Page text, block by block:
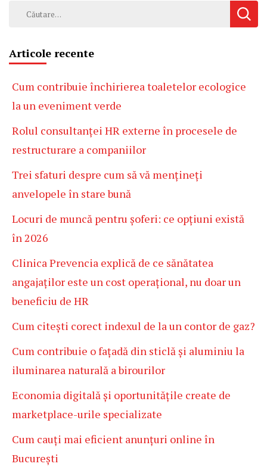
Caută
Articole recente
Cum contribuie închirierea toaletelor ecologice
la un eveniment verde
Rolul consultanței HR externe în procesele de
restructurare a companiilor
Trei sfaturi despre cum să vă mențineți
anvelopele în stare bună
Locuri de muncă pentru șoferi: ce opțiuni există
în 2026
Clinica Prevencia explică de ce sănătatea
angajaților este un cost operațional, nu doar un
beneficiu de HR
Cum citești corect indexul de la un contor de gaz?
Cum contribuie o fațadă din sticlă și aluminiu la
iluminarea naturală a birourilor
Economia digitală și oportunitățile create de
marketplace-urile specializate
Cum cauți mai eficient anunțuri online în
București